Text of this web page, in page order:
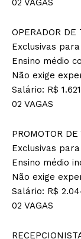
02 VAGAS
OPERADOR
Exclusivas
Ensino médio
Não exige
Salário: R$
02 VAGAS
PROMOTOR
Exclusivas
Ensino médio
Não exige
Salário: R$
02 VAGAS